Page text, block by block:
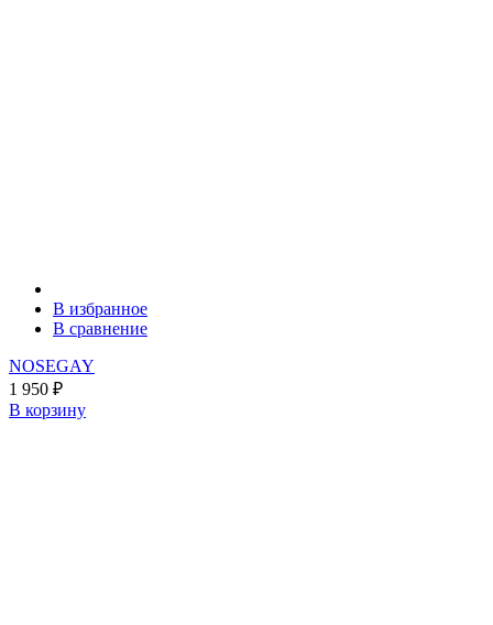
В избранное
В сравнение
NOSEGAY
1 950 ₽
В корзину